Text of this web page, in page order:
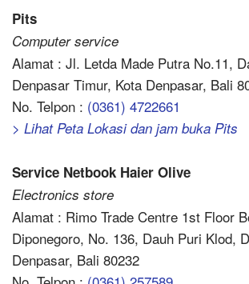
Pits
Computer service
Alamat : Jl. Letda Made Putra No.11,
Denpasar Timur, Kota Denpasar, Bali
No. Telpon : (0361) 4722661
> Lihat Peta Lokasi dan jam buka Pits
Service Netbook Haier Olive
Electronics store
Alamat : Rimo Trade Centre 1st Floor
Diponegoro, No. 136, Dauh Puri Klod,
Denpasar, Bali 80232